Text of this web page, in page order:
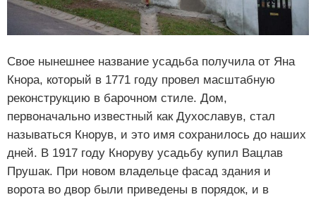
Свое нынешнее название усадьба получила от Яна
Кнора, который в 1771 году провел масштабную
реконструкцию в барочном стиле. Дом,
первоначально известный как Духославув, стал
называться Кнорув, и это имя сохранилось до наших
дней. В 1917 году Кноруву усадьбу купил Вацлав
Прушак. При новом владельце фасад здания и
ворота во двор были приведены в порядок, и в